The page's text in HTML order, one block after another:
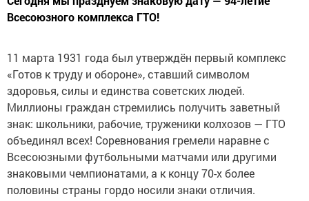
Всесоюзного комплекса ГТО!
11 марта 1931 года был утверждён первый комплекс
«Готов к труду и обороне», ставший символом
здоровья, силы и единства советских людей.
Миллионы граждан стремились получить заветный
знак: школьники, рабочие, труженики колхозов — ГТО
объединял всех! Соревнования гремели наравне с
Всесоюзными футбольными матчами или другими
знаковыми чемпионатами, а к концу 70-х более
половины страны гордо носили знаки отличия.